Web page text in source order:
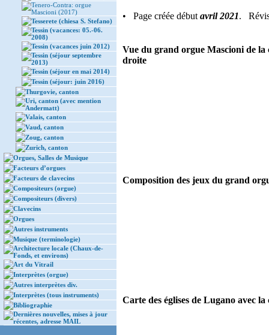
Tenero-Contra: orgue
Mascioni (2017)
Tesserete (chiesa S. Stefano)
Tessin (vacances: 05.-06.
2008)
Tessin (vacances juin 2012)
Tessin (séjour septembre
2013)
Tessin (séjour en mai 2014)
Tessin (séjour: juin 2016)
Thurgovie, canton
Uri, canton (avec mention
Andermatt)
Valais, canton
Vaud, canton
Zoug, canton
Zurich, canton
Orgues, Salles de Musique
Facteurs d’orgues
Facteurs de clavecins
Compositeurs (orgue)
Compositeurs (divers)
Clavecins
Orgues
Autres instruments
Musique (terminologie)
Architecture locale (Chaux-de-
Fonds, et environs)
Art du Vitrail
Interprètes (orgue)
Autres interprètes div.
Interprètes (tous instruments)
Bibliographie
Dernières nouvelles, mises à jour
récentes, adresse MAIL
• Page créée début avril 2021.
Vue du grand orgue Mascioni de la
droite
Composition des jeux du grand
Carte des églises de Lugano avec